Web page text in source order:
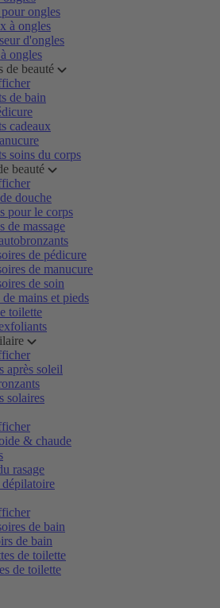
ongles
à ongles
d'ongles
ongles
de beauté
de bain
cadeaux
soins du corps
beauté
douche
pour le corps
de massage
de pédicure
de manucure
de soin
mains et pieds
toilette
après soleil
solaires
& chaude
rasage
de bain
de bain
de toilette
de toilette